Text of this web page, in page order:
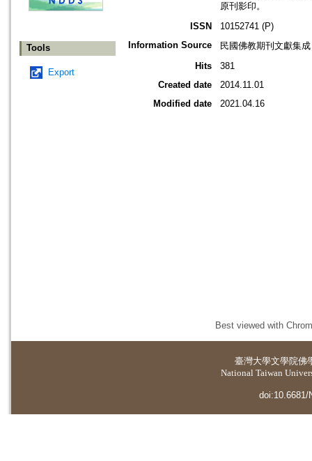
Tools
Export
原刊影印。
ISSN
10152741 (P)
Information Source
民國佛教期刊文獻集
Hits
381
Created date
2014.11.01
Modified date
2021.04.16
Best viewed with
臺灣大學文學院佛
National Taiwan
doi:10.6681/